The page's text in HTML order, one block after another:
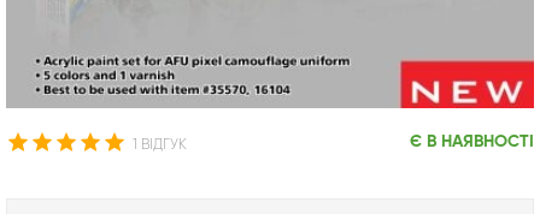
1 ВІДГУК Є В НАЯВНОСТІ